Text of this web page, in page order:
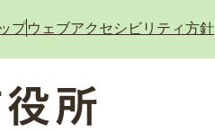
プウェブアクセシビリティ方針